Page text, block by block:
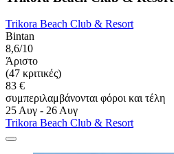
Trikora Beach Club & Resort
Bintan
8,6/10
Άριστο
(47 κριτικές)
83 €
συμπεριλαμβάνονται φόροι και τέλη
25 Αυγ - 26 Αυγ
Trikora Beach Club & Resort